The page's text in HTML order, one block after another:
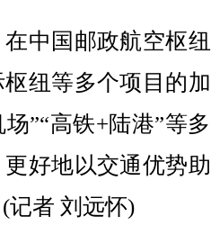
国邮政航空枢
纽等多个项目的
”“高铁+陆港”等
好地以交通优势
记者 刘远怀)